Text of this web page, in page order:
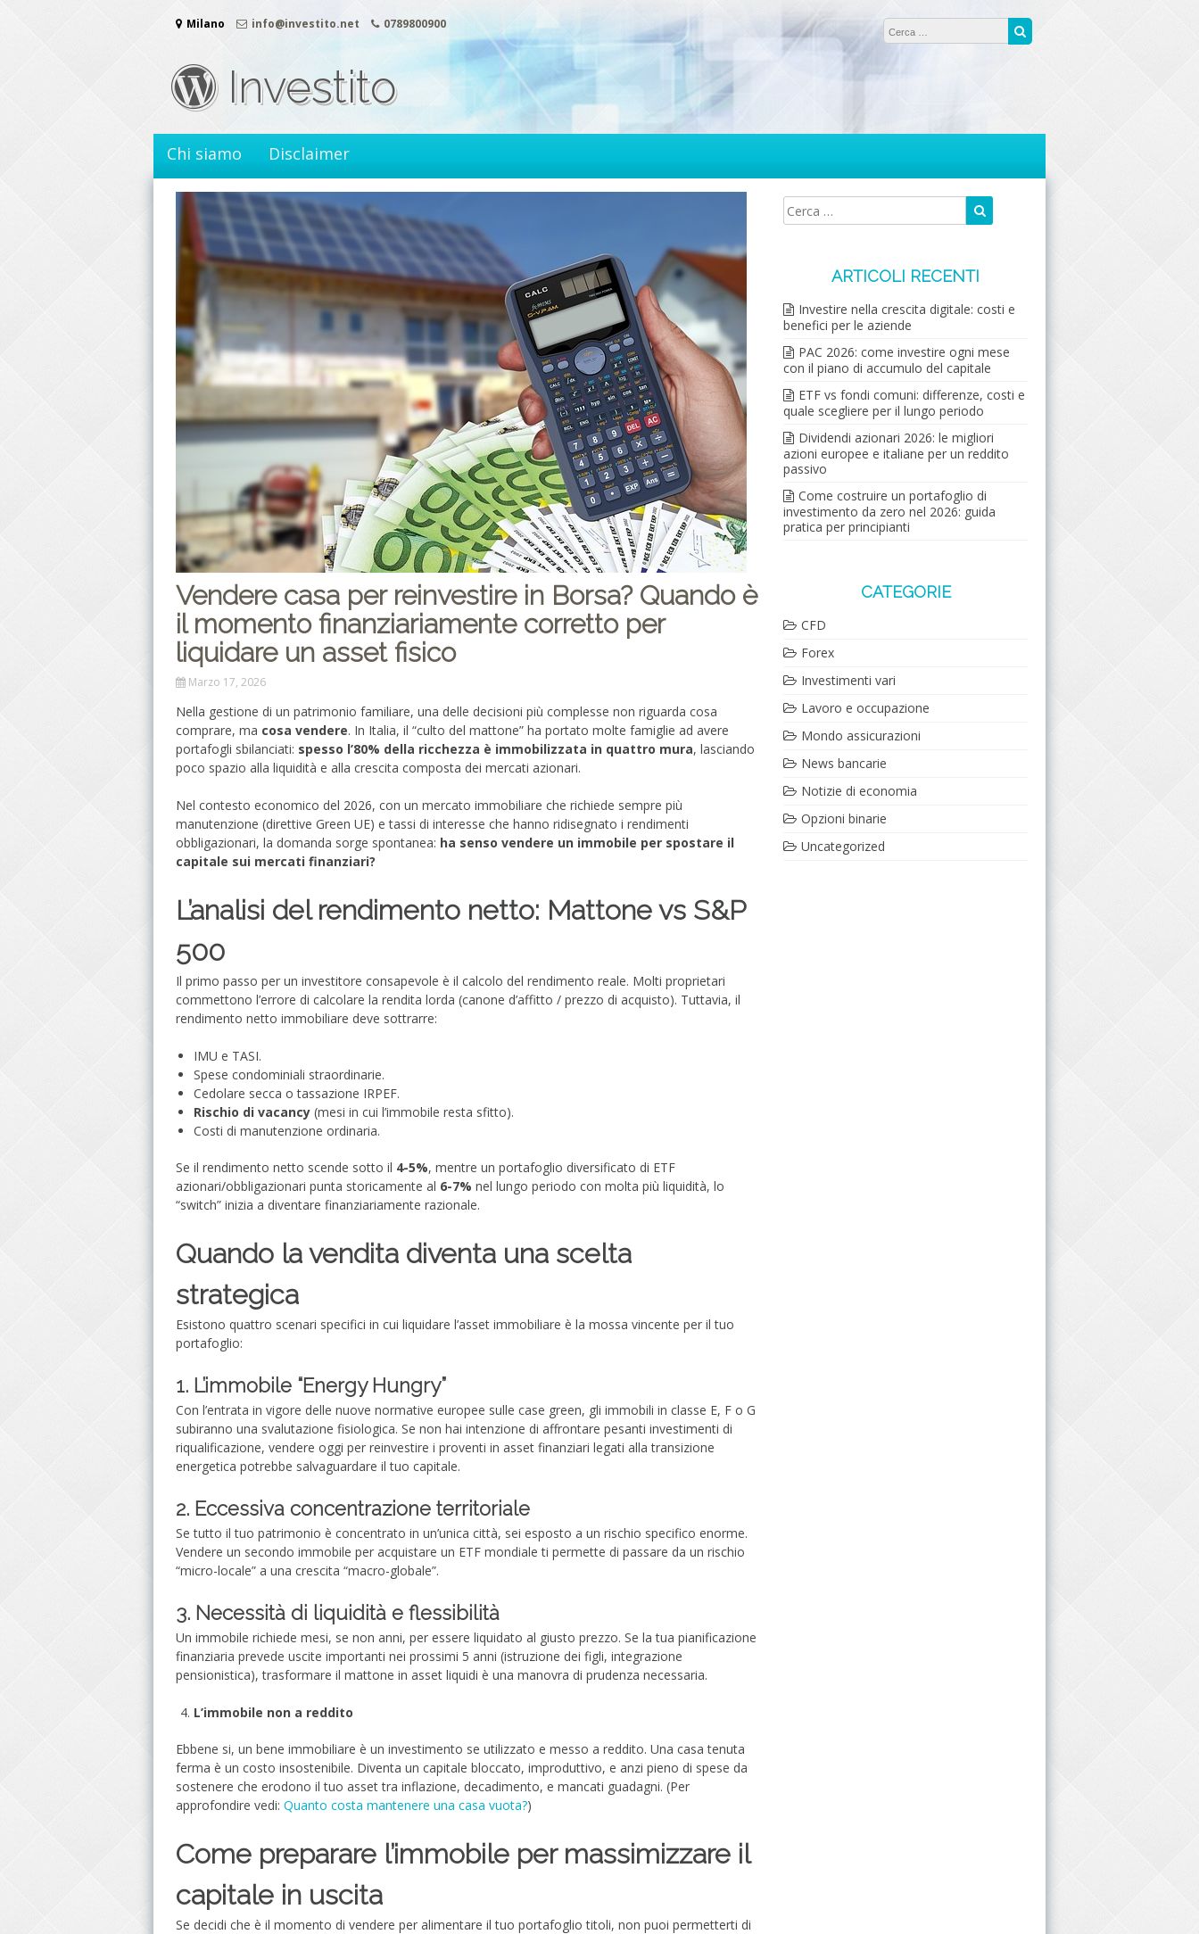
Milano info@investito.net 0789800900
Investito
Chi siamo Disclaimer
Vendere casa per reinvestire in Borsa? Quando è
il momento finanziariamente corretto per
liquidare un asset fisico
Marzo 17, 2026
Nella gestione di un patrimonio familiare, una delle decisioni più complesse non riguarda cosa
comprare, ma cosa vendere. In Italia, il “culto del mattone” ha portato molte famiglie ad avere
portafogli sbilanciati: spesso l’80% della ricchezza è immobilizzata in quattro mura, lasciando
poco spazio alla liquidità e alla crescita composta dei mercati azionari.
Nel contesto economico del 2026, con un mercato immobiliare che richiede sempre più
manutenzione (direttive Green UE) e tassi di interesse che hanno ridisegnato i rendimenti
obbligazionari, la domanda sorge spontanea: ha senso vendere un immobile per spostare il
capitale sui mercati finanziari?
L’analisi del rendimento netto: Mattone vs S&P
500
Il primo passo per un investitore consapevole è il calcolo del rendimento reale. Molti proprietari
commettono l’errore di calcolare la rendita lorda (canone d’affitto / prezzo di acquisto). Tuttavia, il
rendimento netto immobiliare deve sottrarre:
IMU e TASI.
Spese condominiali straordinarie.
Cedolare secca o tassazione IRPEF.
Rischio di vacancy (mesi in cui l’immobile resta sfitto).
Costi di manutenzione ordinaria.
Se il rendimento netto scende sotto il 4-5%, mentre un portafoglio diversificato di ETF
azionari/obbligazionari punta storicamente al 6-7% nel lungo periodo con molta più liquidità, lo
“switch” inizia a diventare finanziariamente razionale.
Quando la vendita diventa una scelta
strategica
Esistono quattro scenari specifici in cui liquidare l’asset immobiliare è la mossa vincente per il tuo
portafoglio:
1. L’immobile “Energy Hungry”
Con l’entrata in vigore delle nuove normative europee sulle case green, gli immobili in classe E, F o G
subiranno una svalutazione fisiologica. Se non hai intenzione di affrontare pesanti investimenti di
riqualificazione, vendere oggi per reinvestire i proventi in asset finanziari legati alla transizione
energetica potrebbe salvaguardare il tuo capitale.
2. Eccessiva concentrazione territoriale
Se tutto il tuo patrimonio è concentrato in un’unica città, sei esposto a un rischio specifico enorme.
Vendere un secondo immobile per acquistare un ETF mondiale ti permette di passare da un rischio
“micro-locale” a una crescita “macro-globale”.
3. Necessità di liquidità e flessibilità
Un immobile richiede mesi, se non anni, per essere liquidato al giusto prezzo. Se la tua pianificazione
finanziaria prevede uscite importanti nei prossimi 5 anni (istruzione dei figli, integrazione
pensionistica), trasformare il mattone in asset liquidi è una manovra di prudenza necessaria.
L’immobile non a reddito
Ebbene si, un bene immobiliare è un investimento se utilizzato e messo a reddito. Una casa tenuta
ferma è un costo insostenibile. Diventa un capitale bloccato, improduttivo, e anzi pieno di spese da
sostenere che erodono il tuo asset tra inflazione, decadimento, e mancati guadagni. (Per
approfondire vedi: Quanto costa mantenere una casa vuota?)
Come preparare l’immobile per massimizzare il
capitale in uscita
Se decidi che è il momento di vendere per alimentare il tuo portafoglio titoli, non puoi permetterti di
ARTICOLI RECENTI
Investire nella crescita digitale: costi e
benefici per le aziende
PAC 2026: come investire ogni mese
con il piano di accumulo del capitale
ETF vs fondi comuni: differenze, costi e
quale scegliere per il lungo periodo
Dividendi azionari 2026: le migliori
azioni europee e italiane per un reddito
passivo
Come costruire un portafoglio di
investimento da zero nel 2026: guida
pratica per principianti
CATEGORIE
CFD
Forex
Investimenti vari
Lavoro e occupazione
Mondo assicurazioni
News bancarie
Notizie di economia
Opzioni binarie
Uncategorized